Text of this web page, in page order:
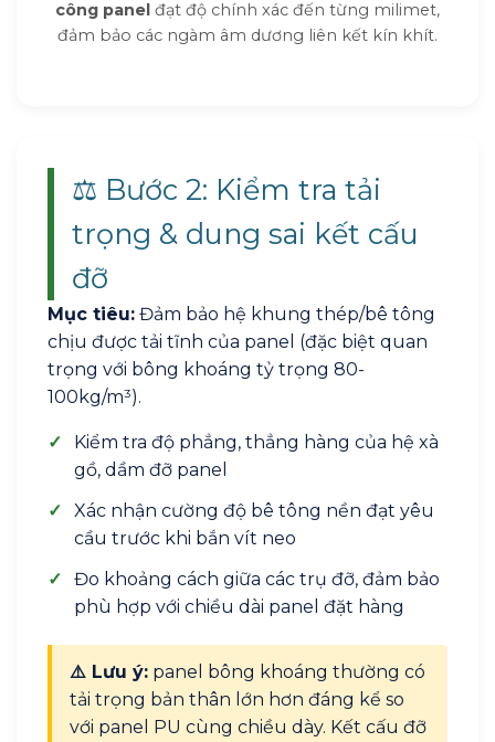
công panel đạt độ chính xác đến từng milimet,
đảm bảo các ngàm âm dương liên kết kín khít.
⚖️ Bước 2: Kiểm tra tải
trọng & dung sai kết cấu
đỡ
Mục tiêu: Đảm bảo hệ khung thép/bê tông
chịu được tải tĩnh của panel (đặc biệt quan
trọng với bông khoáng tỷ trọng 80-
100kg/m³).
✓
Kiểm tra độ phẳng, thẳng hàng của hệ xà
gồ, dầm đỡ panel
✓
Xác nhận cường độ bê tông nền đạt yêu
cầu trước khi bắn vít neo
✓
Đo khoảng cách giữa các trụ đỡ, đảm bảo
phù hợp với chiều dài panel đặt hàng
⚠️ Lưu ý: panel bông khoáng thường có
tải trọng bản thân lớn hơn đáng kể so
với panel PU cùng chiều dày. Kết cấu đỡ